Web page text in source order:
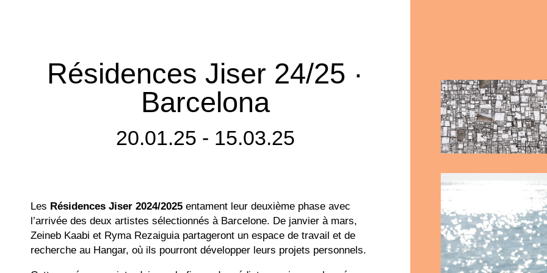
Résidences Jiser 24/25 ·
Barcelona
20.01.25 - 15.03.25
Les Résidences Jiser 2024/2025 entament leur deuxième phase avec
l’arrivée des deux artistes sélectionnés à Barcelone. De janvier à mars,
Zeineb Kaabi et Ryma Rezaiguia partageront un espace de travail et de
recherche au Hangar, où ils pourront développer leurs projets personnels.